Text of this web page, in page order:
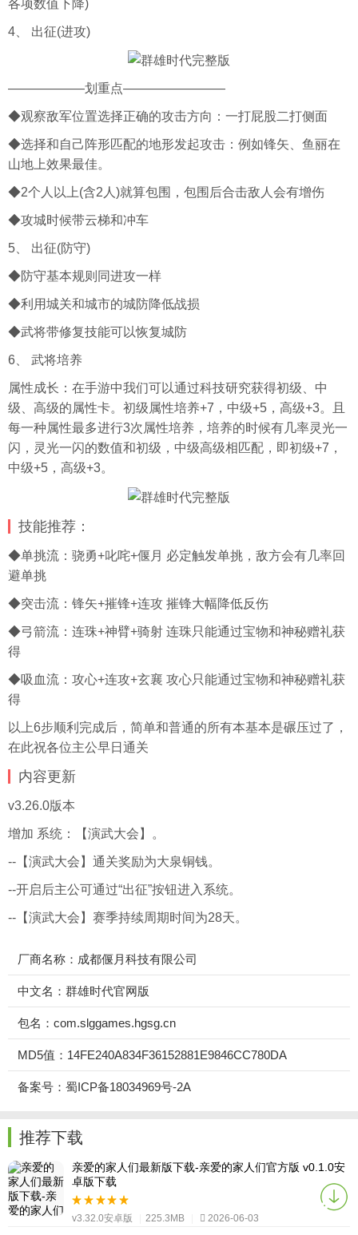
各项数值下降)
4、 出征(进攻)
——————划重点————————
◆观察敌军位置选择正确的攻击方向：一打屁股二打侧面
◆选择和自己阵形匹配的地形发起攻击：例如锋矢、鱼丽在
山地上效果最佳。
◆2个人以上(含2人)就算包围，包围后合击敌人会有增伤
◆攻城时候带云梯和冲车
5、 出征(防守)
◆防守基本规则同进攻一样
◆利用城关和城市的城防降低战损
◆武将带修复技能可以恢复城防
6、 武将培养
属性成长：在手游中我们可以通过科技研究获得初级、中
级、高级的属性卡。初级属性培养+7，中级+5，高级+3。且
每一种属性最多进行3次属性培养，培养的时候有几率灵光一
闪，灵光一闪的数值和初级，中级高级相匹配，即初级+7，
中级+5，高级+3。
技能推荐：
◆单挑流：骁勇+叱咤+偃月 必定触发单挑，敌方会有几率回
避单挑
◆突击流：锋矢+摧锋+连攻 摧锋大幅降低反伤
◆弓箭流：连珠+神臂+骑射 连珠只能通过宝物和神秘赠礼获
得
◆吸血流：攻心+连攻+玄襄 攻心只能通过宝物和神秘赠礼获
得
以上6步顺利完成后，简单和普通的所有本基本是碾压过了，
在此祝各位主公早日通关
内容更新
v3.26.0版本
增加 系统：【演武大会】。
--【演武大会】通关奖励为大泉铜钱。
--开启后主公可通过“出征”按钮进入系统。
--【演武大会】赛季持续周期时间为28天。
厂商名称：成都偃月科技有限公司
中文名：群雄时代官网版
包名：com.slggames.hgsg.cn
MD5值：14FE240A834F36152881E9846CC780DA
备案号：蜀ICP备18034969号-2A
推荐下载
亲爱的家人们最新版下载-亲爱的家人们官方版 v0.1.0安
卓版下载
v3.32.0安卓版 225.3MB 2026-06-03